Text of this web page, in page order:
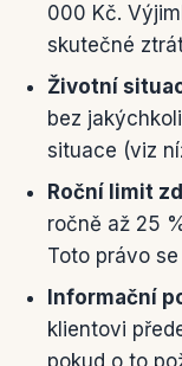
000 Kč.
skutečné
Životní
bez
situace (viz
Roční limit
ročně až 25
Toto právo
Informační
klientovi
pokud o to